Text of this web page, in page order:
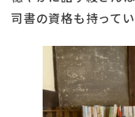
司書の資格も持ってい